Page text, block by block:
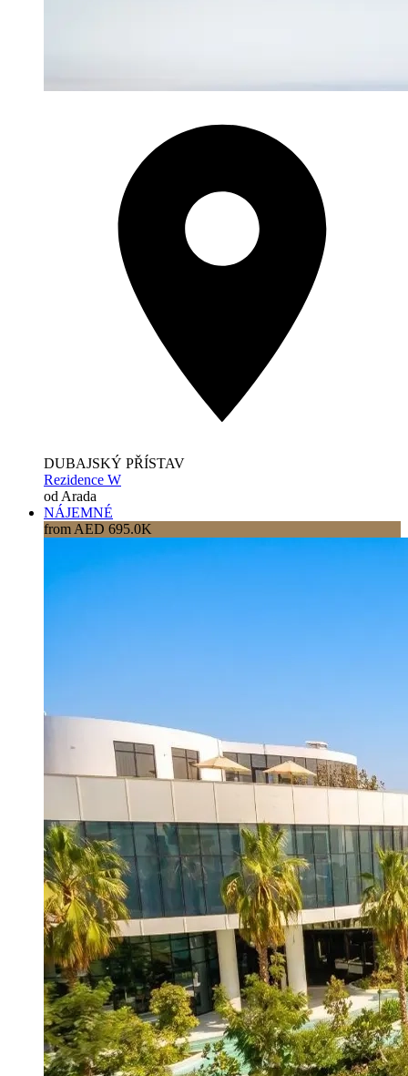
DUBAJSKÝ PŘÍSTAV
Rezidence W
od Arada
NÁJEMNÉ
from AED 695.0K